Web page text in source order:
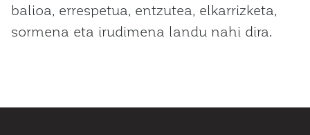
balioa, errespetua, entzutea, elkarrizketa,
sormena eta irudimena landu nahi dira.